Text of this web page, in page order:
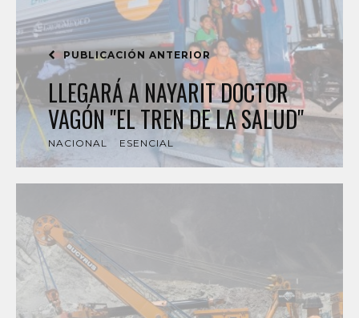
PUBLICACIÓN ANTERIOR
LLEGARÁ A NAYARIT DOCTOR
VAGÓN "EL TREN DE LA SALUD"
NACIONAL ESENCIAL